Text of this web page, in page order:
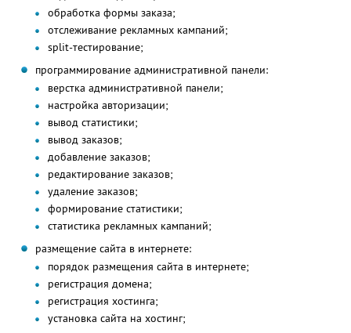
обработка формы заказа;
отслеживание рекламных кампаний;
split-тестирование;
программирование административной панели:
верстка административной панели;
настройка авторизации;
вывод статистики;
вывод заказов;
добавление заказов;
редактирование заказов;
удаление заказов;
формирование статистики;
статистика рекламных кампаний;
размещение сайта в интернете:
порядок размещения сайта в интернете;
регистрация домена;
регистрация хостинга;
установка сайта на хостинг;